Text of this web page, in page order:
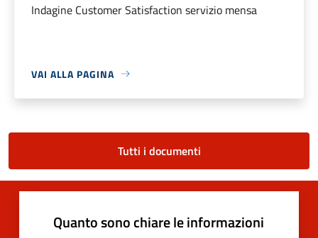
Indagine Customer Satisfaction servizio mensa
VAI ALLA PAGINA
Tutti i documenti
Quanto sono chiare le informazioni